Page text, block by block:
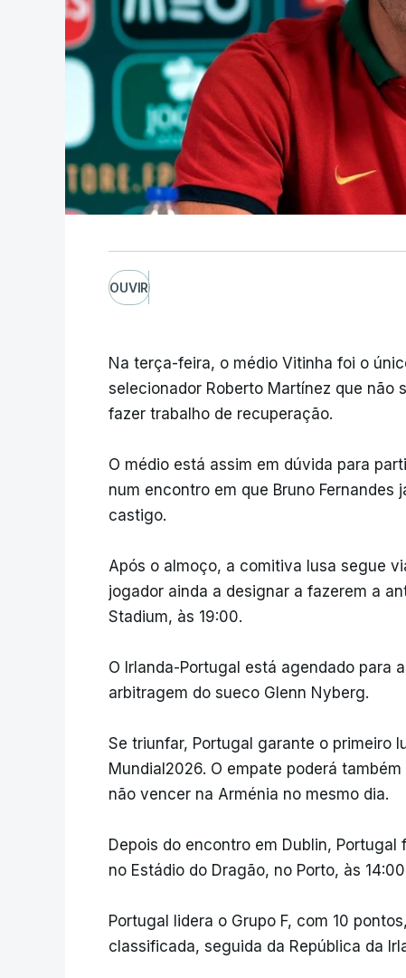
OUVIR
Na terça-feira, o médio Vitinha foi o
selecionador Roberto Martínez que não
fazer trabalho de recuperação.
O médio está assim em dúvida para
num encontro em que Bruno
castigo.
Após o almoço, a comitiva lusa segue
jogador ainda a designar a fazerem a
Stadium, às 19:00.
O Irlanda-Portugal está agendado para
arbitragem do sueco Glenn Nyberg.
Se triunfar, Portugal garante o primeiro
Mundial2026. O empate poderá
não vencer na Arménia no mesmo dia.
Depois do encontro em Dublin,
no Estádio do Dragão, no Porto, às
Portugal lidera o Grupo F, com 10
classificada, seguida da República da